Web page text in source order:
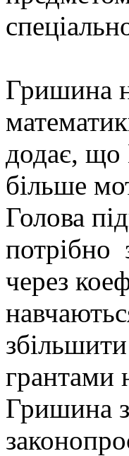
Гришина
додає, що
більше
Голова
потрібно
через
грантами
Гришина